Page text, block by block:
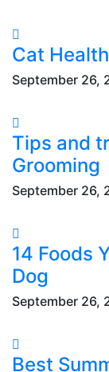
Cat
September 26,
Tips and
Grooming
September 26,
14 Foods
Dog
September 26,
Best